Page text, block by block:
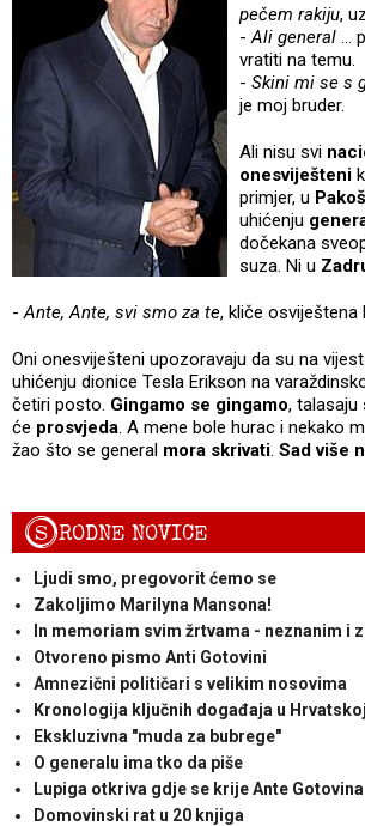
pečem rakiju,
-Ali general ...
vratiti na temu.
- Skini mi se s
je moj bruder.
Ali nisu svi
onesviješteni
primjer, u
uhićenju
dočekana
suza. Ni u
-Ante, Ante, svi smo za te, kliče osviještena
Oni onesviješteni upozoravaju da su na
uhićenju dionice Tesla Erikson na
četiri posto. Gingamo se gingamo, talasaju
će prosvjeda. A mene bole hurac i nekako
žao što se general mora skrivati. Sad više
SRODNE NOVICE
Ljudi smo, pregovorit ćemo se
Zakoljimo Marilyna Mansona!
In memoriam svim žrtvama - neznanim i
Otvoreno pismo Anti Gotovini
Amnezični političari s velikim nosovima
Kronologija ključnih događaja u
Ekskluzivna "muda za bubrege"
O generalu ima tko da piše
Lupiga otkriva gdje se krije Ante Gotovina
Domovinski rat u 20 knjiga